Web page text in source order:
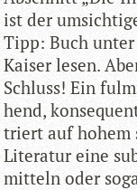
ist der
Tipp: Buch
Kai­ser lesen.
Schluss! Ein
hend,
triert auf hohem
Lite­ra­tur eine
mit­teln oder